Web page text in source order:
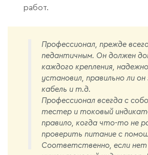
работ.
Профессионал, прежде
педантичным. Он должен
каждого крепления,
установил, правильно ли он
кабель и т.д.
Профессионал всегда с
тестер и токовый
правило, когда что-то не
проверить питание с
Соответственно, если